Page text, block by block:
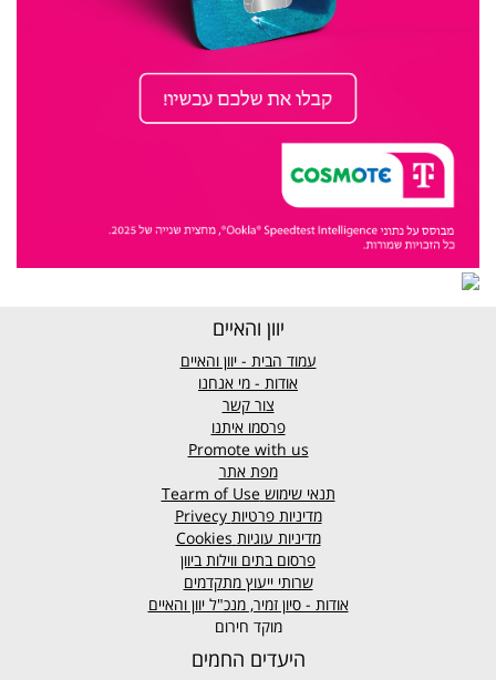
יוון והאיים
עמוד הבית - יוון והאיים
אודות - מי אנחנו
צור קשר
פרסמו איתנו
Promote with us
מפת אתר
תנאי שימוש
מדיניות פרטיות Privecy
מדיניות עוגיות Cookies
פרסום בתים ווילות ביוון
שרותי ייעוץ מתקדמים
אודות - סיון זמיר, מנכ"ל יוון והאיים
מוקד חירום
היעדים החמים